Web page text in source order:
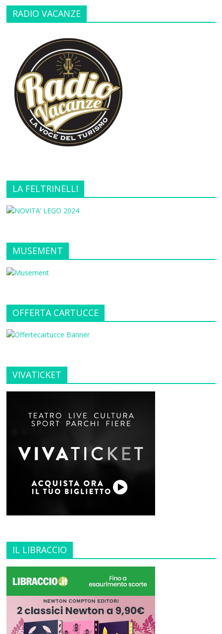
RADIO VACANZE
LA FELTRINELLI
MUSEMENT
OFFERTA CARTUCCE
VIVATICKET
IL LIBRACCIO